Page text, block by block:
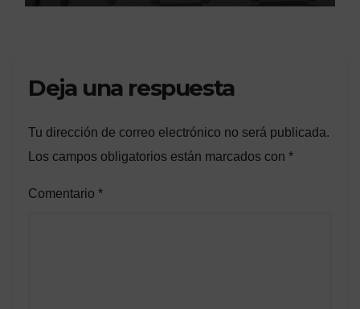
Deja una respuesta
Tu dirección de correo electrónico no será publicada.
Los campos obligatorios están marcados con *
Comentario *